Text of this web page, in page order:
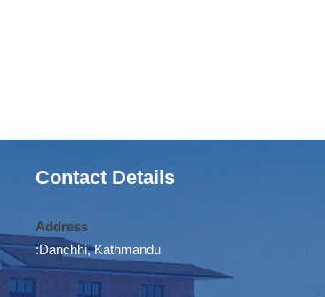
Contact Details
Address
:Danchhi, Kathmandu